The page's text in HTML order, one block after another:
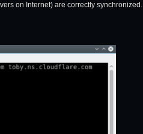
on Internet) are correctly synchronized.